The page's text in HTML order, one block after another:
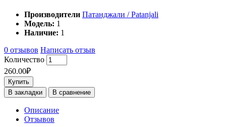
Производители Патанджали / Patanjali
Модель: 1
Наличие: 1
0 отзывов Написать отзыв
Количество
260.00₽
Купить
В закладки
В сравнение
Описание
Отзывов